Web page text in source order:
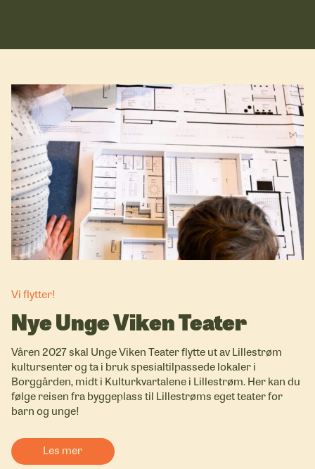
Vi flytter!
Nye Unge Viken Teater
Våren 2027 skal Unge Viken Teater flytte ut av Lillestrøm
kultursenter og ta i bruk spesialtilpassede lokaler i
Borggården, midt i Kulturkvartalene i Lillestrøm. Her kan du
følge reisen fra byggeplass til Lillestrøms eget teater for
barn og unge!
Les mer